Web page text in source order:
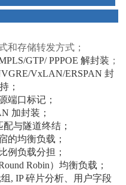
和存储转发方式；
GTP/ PPPOE 解封装 ；
VxLAN/ERSPAN 封
；
端口标记；
加封装；
与隧道终结；
的均衡负载；
例负载分担；
Robin）均衡负载；
, IP 碎片分析、用户字段